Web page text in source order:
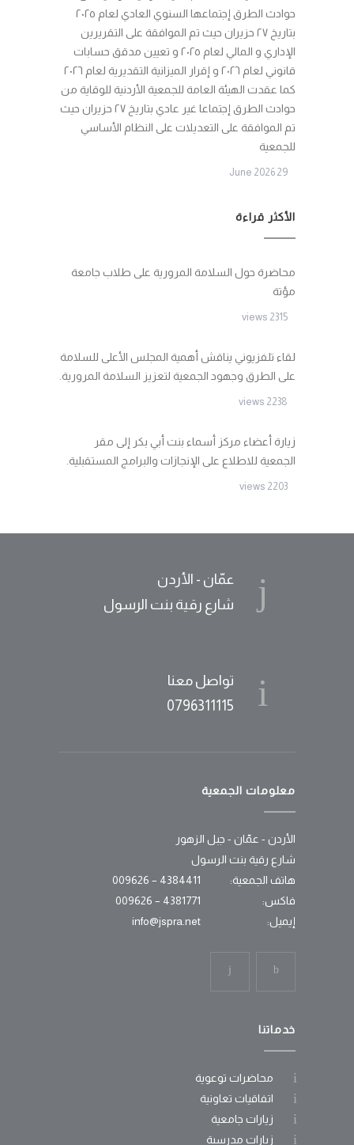
حوادث الطرق إجتماعها السنوي العادي لعام ٢٠٢٥
بتاريخ ٢٧ حزيران حيث تم الموافقة على التقريرين
الإداري و المالي لعام ٢٠٢٥ و تعيين مدقق حسابات
قانوني لعام ٢٠٢٦ و إقرار الميزانية التقديرية لعام ٢٠٢٦
كما عقدت الهيئة العامة للجمعية الأردنية للوقاية من
حوادث الطرق إجتماعا غير عادي بتاريخ ٢٧ حزيران حيث
تم الموافقة على التعديلات على النظام الأساسي
للجمعية
29 June 2026
الأكثر قراءة
محاضرة حول السلامة المرورية على طلاب جامعة
مؤتة
2315 views
لقاء تلفزيوني يناقش أهمية المجلس الأعلى للسلامة
على الطرق وجهود الجمعية لتعزيز السلامة المرورية.
2238 views
زيارة أعضاء مركز أسماء بنت أبي بكر إلى مقر
الجمعية للاطلاع على الإنجازات والبرامج المستقبلية.
2203 views
عمّان - الأردن
شارع رقية بنت الرسول
تواصل معنا
0796311115
معلومات الجمعية
الأردن - عمّان - جبل الزهور
شارع رقية بنت الرسول
هاتف الجمعية:
4384411 – 009626
فاكس:
4381771 – 009626
إيميل:
info@jspra.net
خدماتنا
محاضرات توعوية
اتفاقيات تعاونية
زيارات جامعية
زيارات مدرسية